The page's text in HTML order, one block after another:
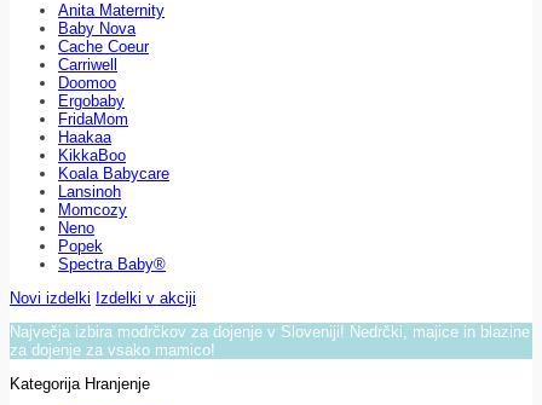
Anita Maternity
Baby Nova
Cache Coeur
Carriwell
Doomoo
Ergobaby
FridaMom
Haakaa
KikkaBoo
Koala Babycare
Lansinoh
Momcozy
Neno
Popek
Spectra Baby®
Novi izdelki Izdelki v akciji
Največja izbira modrčkov za dojenje v Sloveniji! Nedrčki, majice in blazine
za dojenje za vsako mamico!
Kategorija Hranjenje